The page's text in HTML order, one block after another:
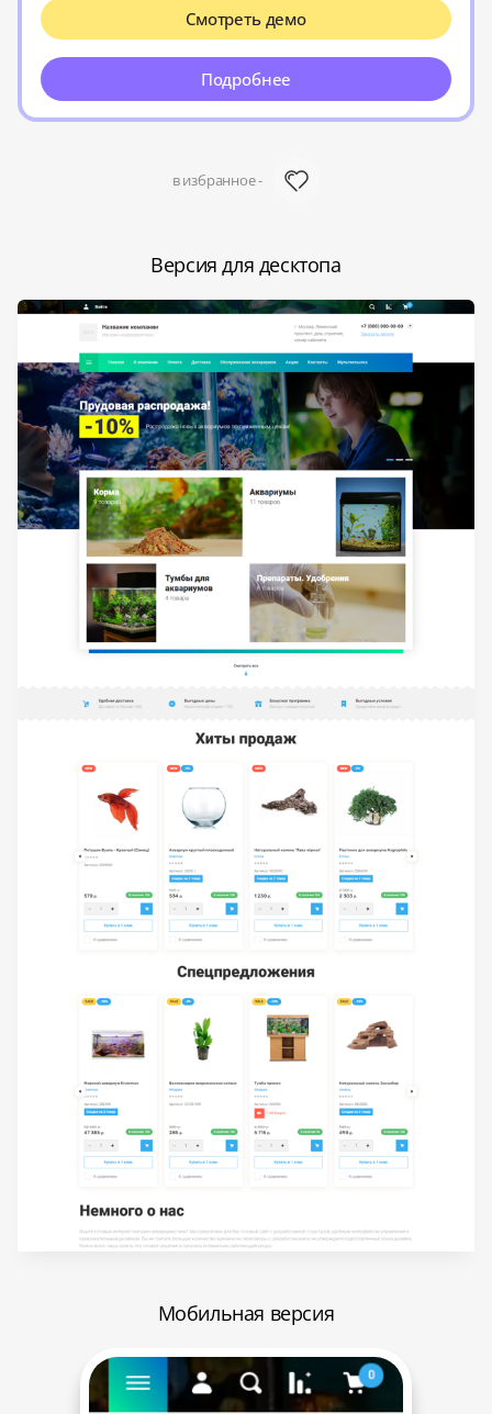
в избранное -
Смотреть демо
Подробнее
Версия для десктопа
Мобильная версия